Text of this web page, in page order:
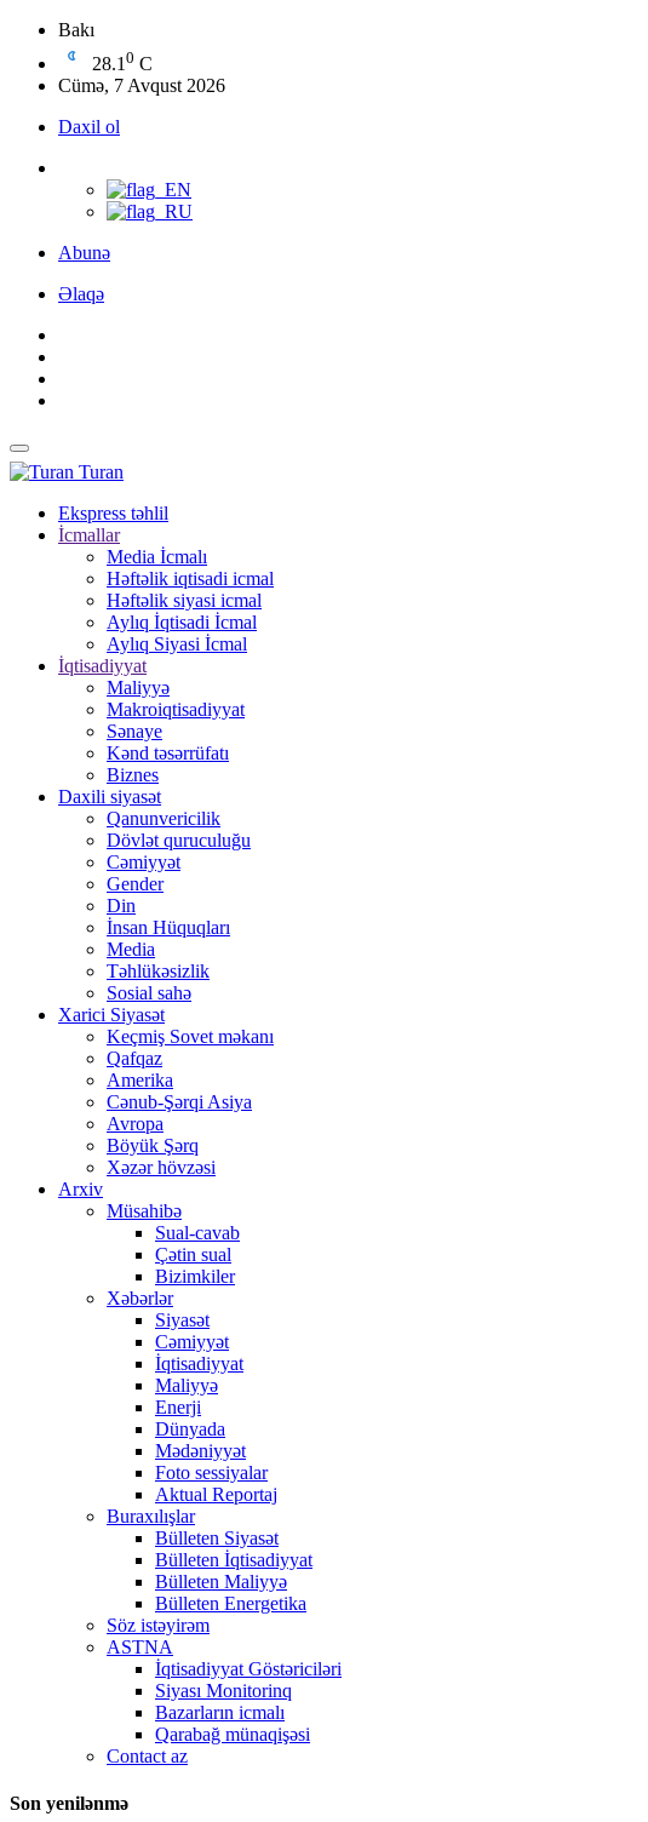
Bakı
28.1 0 C
Cümə, 7 Avqust 2026
Daxil ol
Abunə
Əlaqə
Turan
Ekspress təhlil
İcmallar
Media İcmalı
Həftəlik iqtisadi icmal
Həftəlik siyasi icmal
Aylıq İqtisadi İcmal
Aylıq Siyasi İcmal
İqtisadiyyat
Maliyyə
Makroiqtisadiyyat
Sənaye
Kənd təsərrüfatı
Biznes
Daxili siyasət
Qanunvericilik
Dövlət quruculuğu
Cəmiyyət
Gender
Din
İnsan Hüquqları
Media
Təhlükəsizlik
Sosial sahə
Xarici Siyasət
Keçmiş Sovet məkanı
Qafqaz
Amerika
Cənub-Şərqi Asiya
Avropa
Böyük Şərq
Xəzər hövzəsi
Arxiv
Müsahibə
Sual-cavab
Çətin sual
Bizimkiler
Xəbərlər
Siyasət
Cəmiyyət
İqtisadiyyat
Maliyyə
Enerji
Dünyada
Mədəniyyət
Foto sessiyalar
Aktual Reportaj
Buraxılışlar
Bülleten Siyasət
Bülleten İqtisadiyyat
Bülleten Maliyyə
Bülleten Energetika
Söz istəyirəm
ASTNA
İqtisadiyyat Göstəriciləri
Siyası Monitorinq
Bazarların icmalı
Qarabağ münaqişəsi
Contact az
Son yenilənmə